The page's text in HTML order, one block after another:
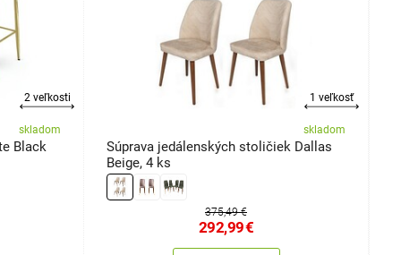
2 veľkosti
skladom
Black
1 veľkosť
skladom
Súprava jedálenských stoličiek Dallas
Beige, 4 ks
375,49 €
292,99€